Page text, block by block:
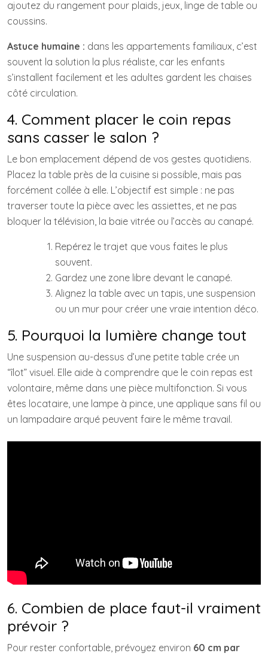
ajoutez du rangement pour plaids, jeux, linge de table ou
coussins.
Astuce humaine : dans les appartements familiaux, c’est
souvent la solution la plus réaliste, car les enfants
s’installent facilement et les adultes gardent les chaises
côté circulation.
4. Comment placer le coin repas
sans casser le salon ?
Le bon emplacement dépend de vos gestes quotidiens.
Placez la table près de la cuisine si possible, mais pas
forcément collée à elle. L’objectif est simple : ne pas
traverser toute la pièce avec les assiettes, et ne pas
bloquer la télévision, la baie vitrée ou l’accès au canapé.
Repérez le trajet que vous faites le plus
souvent.
Gardez une zone libre devant le canapé.
Alignez la table avec un tapis, une suspension
ou un mur pour créer une vraie intention déco.
5. Pourquoi la lumière change tout
Une suspension au-dessus d’une petite table crée un
“îlot” visuel. Elle aide à comprendre que le coin repas est
volontaire, même dans une pièce multifonction. Si vous
êtes locataire, une lampe à pince, une applique sans fil ou
un lampadaire arqué peuvent faire le même travail.
6. Combien de place faut-il vraiment
prévoir ?
Pour rester confortable, prévoyez environ 60 cm par